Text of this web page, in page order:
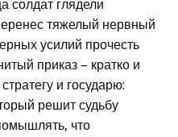
солдат глядели
тяжелый нервный
усилий прочесть
приказ – кратко и
и государю:
решит судьбу
что